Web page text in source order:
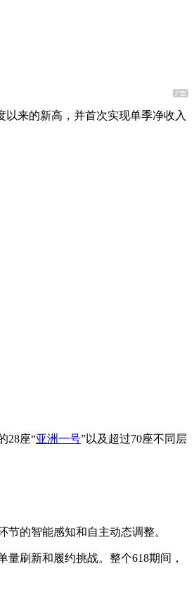
以来的新高，并首次实现单季净收入
28座“亚洲一号”以及超过70座不同层
的智能感知和自主动态调整。
刷新和履约挑战。整个618期间，